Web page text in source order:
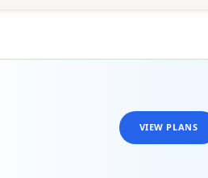
VIEW PLANS